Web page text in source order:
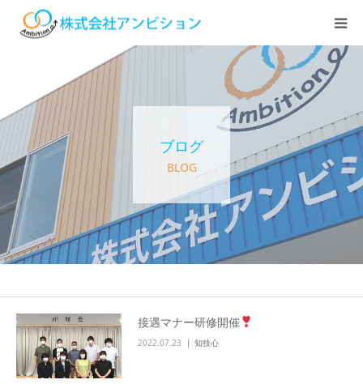
ブログ
BLOG
接遇マナー研修開催
2022.07.23 知技心
アンビションについて
サービス紹介
デイステーション
居宅介護・訪問介護
快護ラボ知技心
求人情報